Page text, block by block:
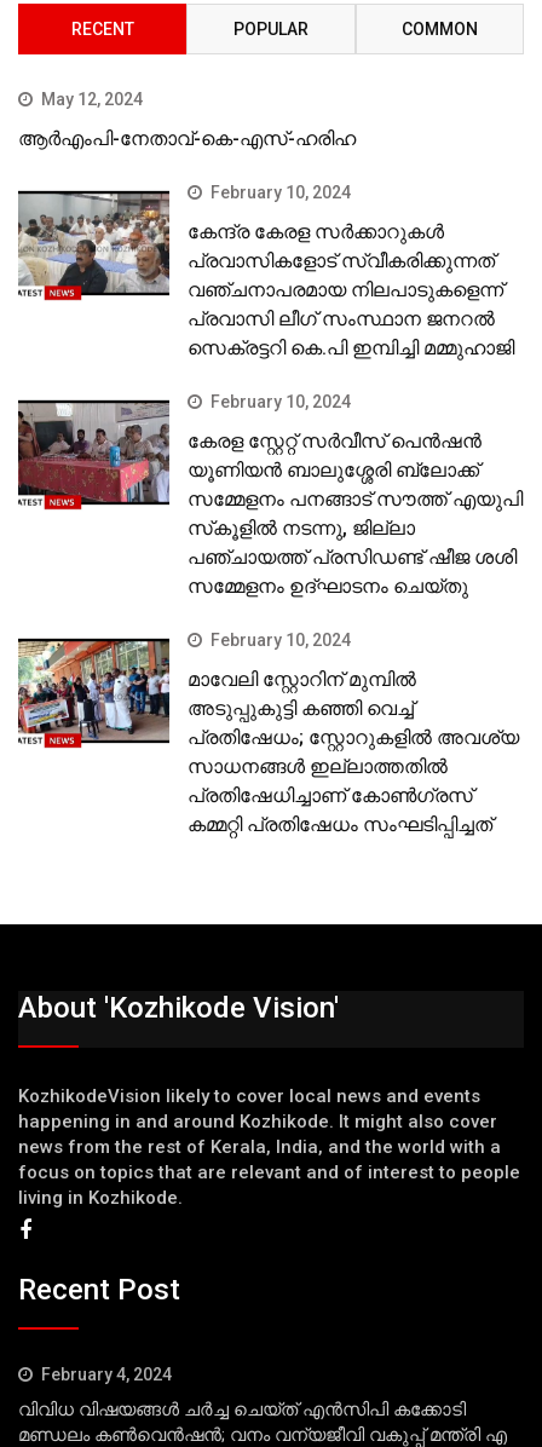
RECENT POPULAR COMMON
May 12, 2024
ആർഎംപി-നേതാവ്-കെ-എസ്-ഹരിഹ
February 10, 2024
കേന്ദ്ര കേരള സര്‍ക്കാറുകള്‍
പ്രവാസികളോട് സ്വീകരിക്കുന്നത്
വഞ്ചനാപരമായ നിലപാടുകളെന്ന്
പ്രവാസി ലീഗ് സംസ്ഥാന ജനറല്‍
സെക്രട്ടറി കെ.പി ഇമ്പിച്ചി മമ്മുഹാജി
February 10, 2024
കേരള സ്റ്റേറ്റ് സര്‍വീസ് പെന്‍ഷന്‍
യൂണിയന്‍ ബാലുശ്ശേരി ബ്ലോക്ക്
സമ്മേളനം പനങ്ങാട് സൗത്ത് എയുപി
സ്‌കൂളില്‍ നടന്നു, ജില്ലാ
പഞ്ചായത്ത് പ്രസിഡണ്ട് ഷീജ ശശി
സമ്മേളനം ഉദ്ഘാടനം ചെയ്തു
February 10, 2024
മാവേലി സ്റ്റോറിന് മുമ്പില്‍
അടുപ്പുകുട്ടി കഞ്ഞി വെച്ച്
പ്രതിഷേധം; സ്റ്റോറുകളില്‍ അവശ്യ
സാധനങ്ങള്‍ ഇല്ലാത്തതില്‍
പ്രതിഷേധിച്ചാണ് കോണ്‍ഗ്രസ്
കമ്മറ്റി പ്രതിഷേധം സംഘടിപ്പിച്ചത്
About 'Kozhikode Vision'
KozhikodeVision likely to cover local news and events
happening in and around Kozhikode. It might also cover
news from the rest of Kerala, India, and the world with a
focus on topics that are relevant and of interest to people
living in Kozhikode.
Recent Post
February 4, 2024
വിവിധ വിഷയങ്ങള്‍ ചര്‍ച്ച ചെയ്ത് എന്‍സിപി കക്കോടി
മണ്ഡലം കണ്‍വെന്‍ഷന്‍; വനം വന്യജീവി വകുപ്പ് മന്ത്രി എ